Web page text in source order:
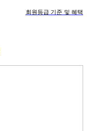
회원등급 기준 및 혜택